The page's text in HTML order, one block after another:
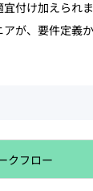
付け加えられま
が、要件定義
クフロー